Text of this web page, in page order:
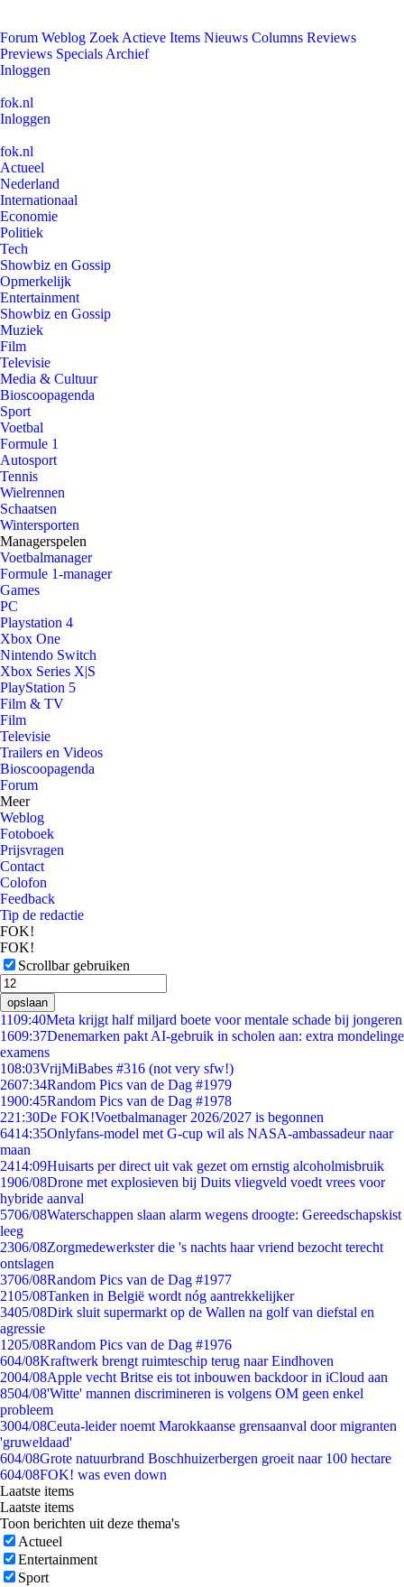
Forum Weblog Zoek Actieve Items Nieuws Columns Reviews
Previews Specials Archief
Inloggen
fok.nl
Inloggen
fok.nl
Actueel
Nederland
Internationaal
Economie
Politiek
Tech
Showbiz en Gossip
Opmerkelijk
Entertainment
Showbiz en Gossip
Muziek
Film
Televisie
Media & Cultuur
Bioscoopagenda
Sport
Voetbal
Formule 1
Autosport
Tennis
Wielrennen
Schaatsen
Wintersporten
Managerspelen
Voetbalmanager
Formule 1-manager
Games
PC
Playstation 4
Xbox One
Nintendo Switch
Xbox Series X|S
PlayStation 5
Film & TV
Film
Televisie
Trailers en Videos
Bioscoopagenda
Forum
Meer
Weblog
Fotoboek
Prijsvragen
Contact
Colofon
Feedback
Tip de redactie
FOK!
FOK!
Scrollbar gebruiken
opslaan
1109:40Meta krijgt half miljard boete voor mentale schade bij jongeren
1609:37Denemarken pakt AI-gebruik in scholen aan: extra mondelinge
examens
108:03VrijMiBabes #316 (not very sfw!)
2607:34Random Pics van de Dag #1979
1900:45Random Pics van de Dag #1978
221:30De FOK!Voetbalmanager 2026/2027 is begonnen
6414:35Onlyfans-model met G-cup wil als NASA-ambassadeur naar
maan
2414:09Huisarts per direct uit vak gezet om ernstig alcoholmisbruik
1906/08Drone met explosieven bij Duits vliegveld voedt vrees voor
hybride aanval
5706/08Waterschappen slaan alarm wegens droogte: Gereedschapskist
leeg
2306/08Zorgmedewerkster die 's nachts haar vriend bezocht terecht
ontslagen
3706/08Random Pics van de Dag #1977
2105/08Tanken in België wordt nóg aantrekkelijker
3405/08Dirk sluit supermarkt op de Wallen na golf van diefstal en
agressie
1205/08Random Pics van de Dag #1976
604/08Kraftwerk brengt ruimteschip terug naar Eindhoven
2004/08Apple vecht Britse eis tot inbouwen backdoor in iCloud aan
8504/08'Witte' mannen discrimineren is volgens OM geen enkel
probleem
3004/08Ceuta-leider noemt Marokkaanse grensaanval door migranten
'gruweldaad'
604/08Grote natuurbrand Boschhuizerbergen groeit naar 100 hectare
604/08FOK! was even down
Laatste items
Laatste items
Toon berichten uit deze thema's
Actueel
Entertainment
Sport